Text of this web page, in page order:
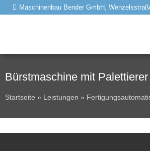
Maschinenbau Bender GmbH,
Bürstmaschine mit Palettierer
Startseite » Leistungen »